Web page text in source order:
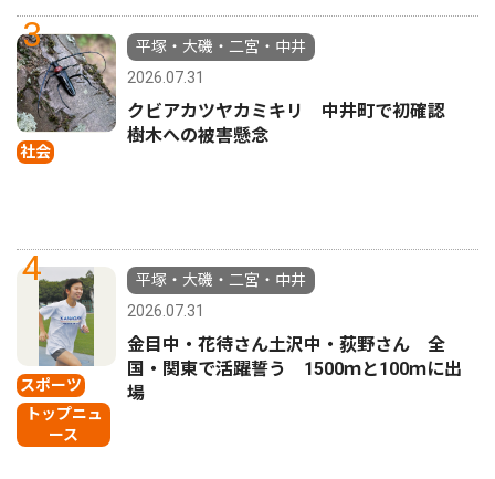
3
社会
平塚・大磯・二宮・中井
2026.07.31
クビアカツヤカミキリ 中井町で初確認
樹木への被害懸念
4
スポーツ
トップニュ
ース
平塚・大磯・二宮・中井
2026.07.31
金目中・花待さん土沢中・荻野さん 全
国・関東で活躍誓う 1500ｍと100ｍに出
場